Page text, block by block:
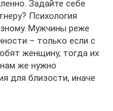
Задайте себе
Психология
Мужчины реже
– только если с
женщину, тогда их
же нужно
для близости, иначе